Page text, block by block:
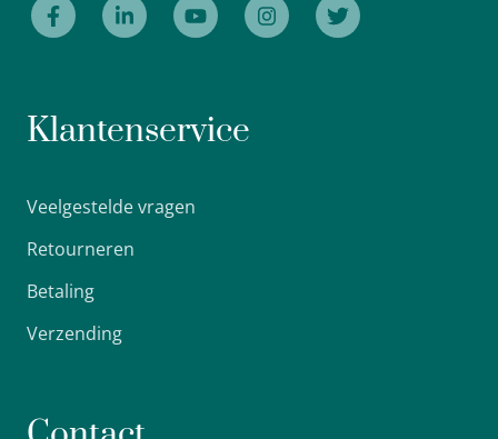
Klantenservice
Veelgestelde vragen
Retourneren
Betaling
Verzending